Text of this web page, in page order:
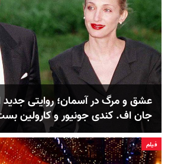
عشق و مرگ در آسمان؛ روایتی جدید
جان اف. کندی جونیور و کارولین
فیلم